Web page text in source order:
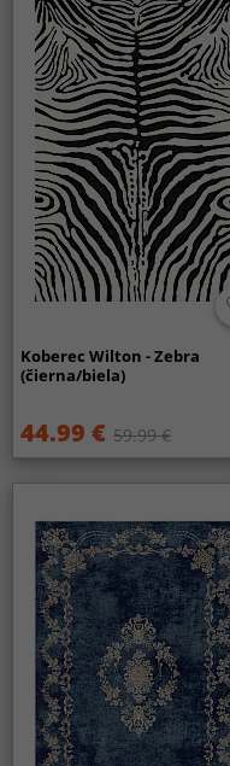
Koberec Wilton - Zebra
(čierna/biela)
44.99 € 59.99 €